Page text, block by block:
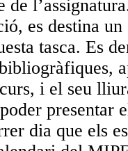
de
es destina
tasca. Es
i el seu
presentar
dia que els